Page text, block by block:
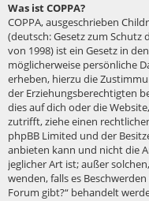
Was ist COPPA?
COPPA, ausgeschrieben
(deutsch: Gesetz zum
von 1998) ist ein Gesetz in
möglicherweise persönliche
erheben, hierzu die
der Erziehungsberechtigten
dies auf dich oder die
zutrifft, ziehe einen
phpBB Limited und der
anbieten kann und nicht die
jeglicher Art ist; außer
wenden, falls es
Forum gibt?“ behandelt